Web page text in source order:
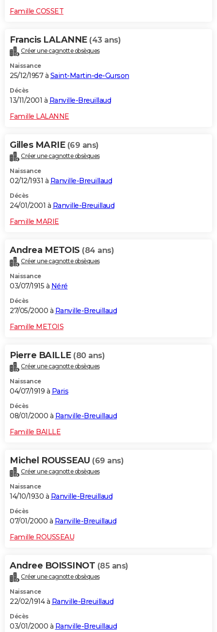
Famille COSSET
Francis LALANNE (43 ans)
Créer une cagnotte obsèques
Naissance
25/12/1957 à Saint-Martin-de-Gurson
Décès
13/11/2001 à Ranville-Breuillaud
Famille LALANNE
Gilles MARIE (69 ans)
Créer une cagnotte obsèques
Naissance
02/12/1931 à Ranville-Breuillaud
Décès
24/01/2001 à Ranville-Breuillaud
Famille MARIE
Andrea METOIS (84 ans)
Créer une cagnotte obsèques
Naissance
03/07/1915 à Néré
Décès
27/05/2000 à Ranville-Breuillaud
Famille METOIS
Pierre BAILLE (80 ans)
Créer une cagnotte obsèques
Naissance
04/07/1919 à Paris
Décès
08/01/2000 à Ranville-Breuillaud
Famille BAILLE
Michel ROUSSEAU (69 ans)
Créer une cagnotte obsèques
Naissance
14/10/1930 à Ranville-Breuillaud
Décès
07/01/2000 à Ranville-Breuillaud
Famille ROUSSEAU
Andree BOISSINOT (85 ans)
Créer une cagnotte obsèques
Naissance
22/02/1914 à Ranville-Breuillaud
Décès
03/01/2000 à Ranville-Breuillaud